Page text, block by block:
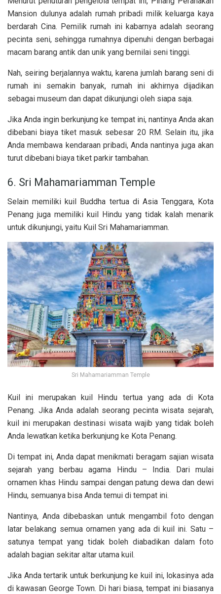
Mansion dulunya adalah rumah pribadi milik keluarga kaya
berdarah Cina. Pemilik rumah ini kabarnya adalah seorang
pecinta seni, sehingga rumahnya dipenuhi dengan berbagai
macam barang antik dan unik yang bernilai seni tinggi.
Nah, seiring berjalannya waktu, karena jumlah barang seni di
rumah ini semakin banyak, rumah ini akhirnya dijadikan
sebagai museum dan dapat dikunjungi oleh siapa saja.
Jika Anda ingin berkunjung ke tempat ini, nantinya Anda akan
dibebani biaya tiket masuk sebesar 20 RM. Selain itu, jika
Anda membawa kendaraan pribadi, Anda nantinya juga akan
turut dibebani biaya tiket parkir tambahan.
6. Sri Mahamariamman Temple
Selain memiliki kuil Buddha tertua di Asia Tenggara, Kota
Penang juga memiliki kuil Hindu yang tidak kalah menarik
untuk dikunjungi, yaitu Kuil Sri Mahamariamman.
Sri Mahamariamman Temple
Kuil ini merupakan kuil Hindu tertua yang ada di Kota
Penang. Jika Anda adalah seorang pecinta wisata sejarah,
kuil ini merupakan destinasi wisata wajib yang tidak boleh
Anda lewatkan ketika berkunjung ke Kota Penang.
Di tempat ini, Anda dapat menikmati beragam sajian wisata
sejarah yang berbau agama Hindu – India. Dari mulai
ornamen khas Hindu sampai dengan patung dewa dan dewi
Hindu, semuanya bisa Anda temui di tempat ini.
Nantinya, Anda dibebaskan untuk mengambil foto dengan
latar belakang semua ornamen yang ada di kuil ini. Satu –
satunya tempat yang tidak boleh diabadikan dalam foto
adalah bagian sekitar altar utama kuil.
Jika Anda tertarik untuk berkunjung ke kuil ini, lokasinya ada
di kawasan George Town. Di hari biasa, tempat ini biasanya